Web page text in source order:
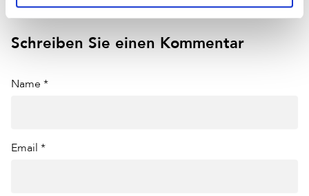
Schreiben Sie einen Kommentar
Name *
Email *